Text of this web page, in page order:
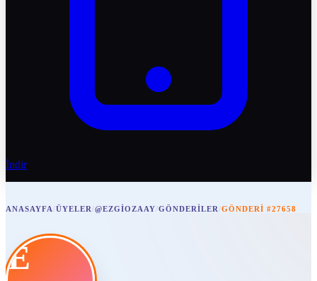
İndir
ANASAYFA/ÜYELER/@EZGIOZAAY/GÖNDERILER/GÖNDERI #27658
E